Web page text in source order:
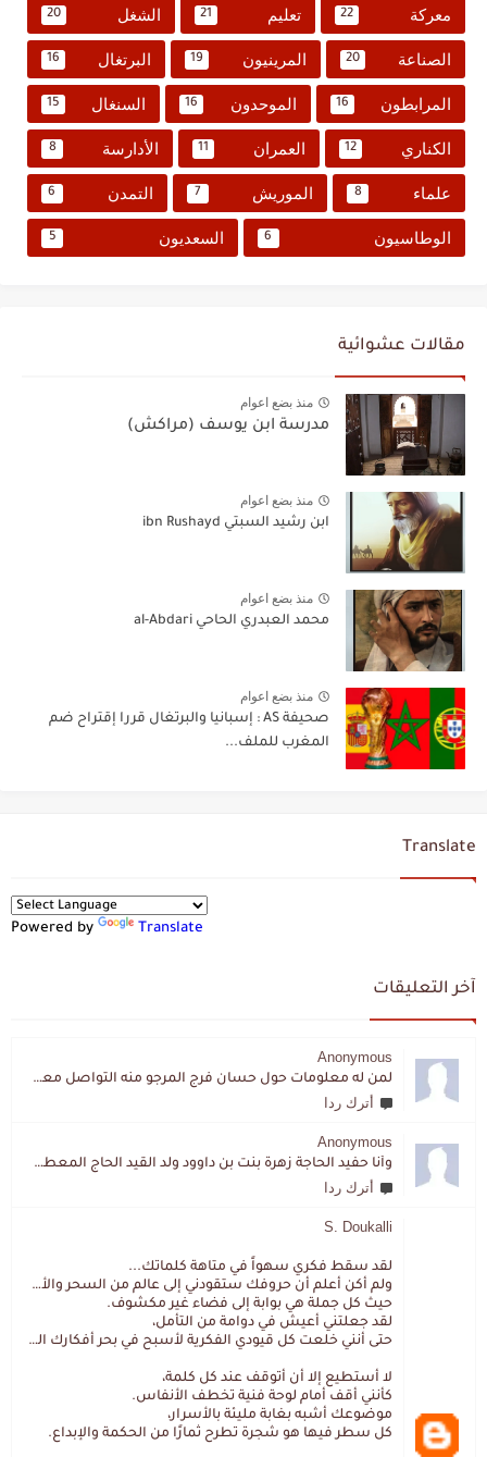
معركة 22 تعليم 21 الشغل 20
الصناعة 20 المرينيون 19 البرتغال 16
المرابطون 16 الموحدون 16 السنغال 15
الكناري 12 العمران 11 الأدارسة 8
علماء 8 الموريش 7 التمدن 6
الوطاسيون 6 السعديون 5
مقالات عشوائية
منذ بضع اعوام
مدرسة ابن يوسف (مراكش)
منذ بضع اعوام
ابن رشيد السبتي ibn Rushayd
منذ بضع اعوام
محمد العبدري الحاحي al-Abdari
منذ بضع اعوام
صحيفة AS : إسبانيا والبرتغال قررا إقتراح ضم
المغرب للملف...
Translate
Powered by Translate
آخر التعليقات
Anonymous
لمن له معلومات حول حسان فرج المرجو منه التواصل معي لقد اختفى تماما و كانت لي به علاقة تواصل خاصة
أترك ردا
Anonymous
وأنا حفيد الحاجة زهرة بنت بن داوود ولد القيد الحاج المعطي المزمزي . ولا نمتلك من إرثه شيئا .
أترك ردا
S. Doukalli
لقد سقط فكري سهواً في متاهة كلماتك...
ولم أكن أعلم أن حروفك ستقودني إلى عالم من السحر والألغاز،
حيث كل جملة هي بوابة إلى فضاء غير مكشوف.
لقد جعلتني أعيش في دوامة من التأمل،
حتى أنني خلعت كل قيودي الفكرية لأسبح في بحر أفكارك العميق.
لا أستطيع إلا أن أتوقف عند كل كلمة،
كأنني أقف أمام لوحة فنية تخطف الأنفاس.
موضوعك أشبه بغابة مليئة بالأسرار،
كل سطر فيها هو شجرة تطرح ثمارًا من الحكمة والإبداع.